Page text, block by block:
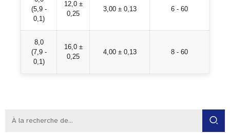
(5,9 -
0,1)
12,0 ±
0,25
3,00 ± 0,13 6 - 60
8,0
(7,9 -
0,1)
16,0 ±
0,25
4,00 ± 0,13 8 - 60